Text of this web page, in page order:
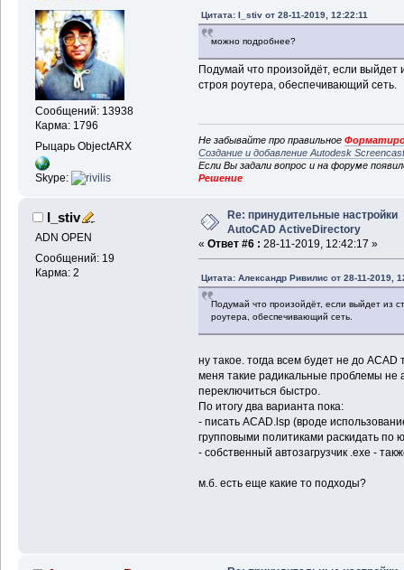
Сообщений: 13938
Карма: 1796
Рыцарь ObjectARX
Skype:
Цитата: I_stiv от 28-11-2019, 12:22:11
можно подробнее?
Подумай что произойдёт, если
строя роутера, обеспечивающий сеть.
Не забывайте про правильное
Создание и добавление Autodesk
Если Вы задали вопрос и на форуме
Решение
I_stiv
ADN OPEN
Сообщений: 19
Карма: 2
Re: принудительные настройки
AutoCAD ActiveDirectory
« Ответ #6 : 28-11-2019, 12:42:17 »
Цитата: Александр Ривилис от 28-11-2019,
Подумай что произойдёт, если выйдет из
роутера, обеспечивающий сеть.
ну такое. тогда всем будет не до
меня такие радикальные проблемы не
переключиться быстро.
По итогу два варианта пока:
- писать ACAD.lsp (вроде
групповыми политиками раскидать по
- собственный автозагрузчик .exe -
м.б. есть еще какие то подходы?